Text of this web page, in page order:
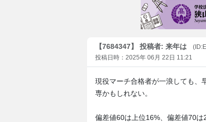
【7684347】 投稿者: 来年は
投稿日時：2025年 06月 22日 11:21
現役マーチ合格者が一浪しても、
専かもしれない。
偏差値60は上位16%、偏差値70は